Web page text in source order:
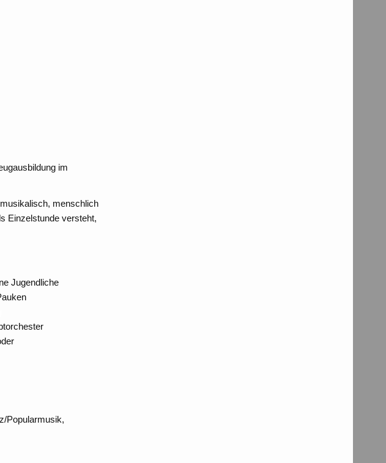
im
menschlich
Einzelstunde versteht,
Jugendliche
Popularmusik,